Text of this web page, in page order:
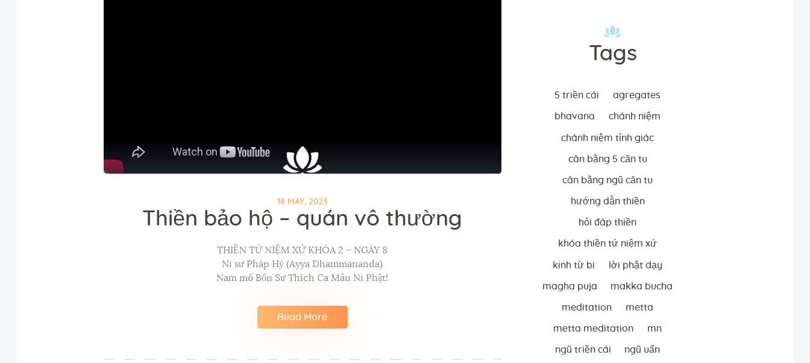
18 MAY, 2023
Thiền bảo hộ – quán vô thường
THIỀN TỨ NIỆM XỨ KHÓA 2 – NGÀY 8
Ni sư Pháp Hỷ (Ayya Dhammananda)
Nam mô Bổn Sư Thích Ca Mâu Ni Phật!
Read More
Tags
5 triền cái agregates
bhavana chánh niệm
chánh niệm tỉnh giác
cân bằng 5 căn tu
cân bằng ngũ căn tu
hướng dẫn thiền
hỏi đáp thiền
khóa thiền tứ niệm xứ
kinh từ bi lời phật dạy
magha puja makka bucha
meditation metta
metta meditation mn
ngũ triền cái ngũ uẩn